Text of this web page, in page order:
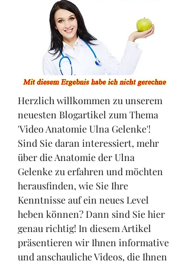
Herzlich willkommen zu unserem
neuesten Blogartikel zum Thema
'Video Anatomie Ulna Gelenke'!
Sind Sie daran interessiert, mehr
über die Anatomie der Ulna
Gelenke zu erfahren und möchten
herausfinden, wie Sie Ihre
Kenntnisse auf ein neues Level
heben können? Dann sind Sie hier
genau richtig! In diesem Artikel
präsentieren wir Ihnen informative
und anschauliche Videos, die Ihnen